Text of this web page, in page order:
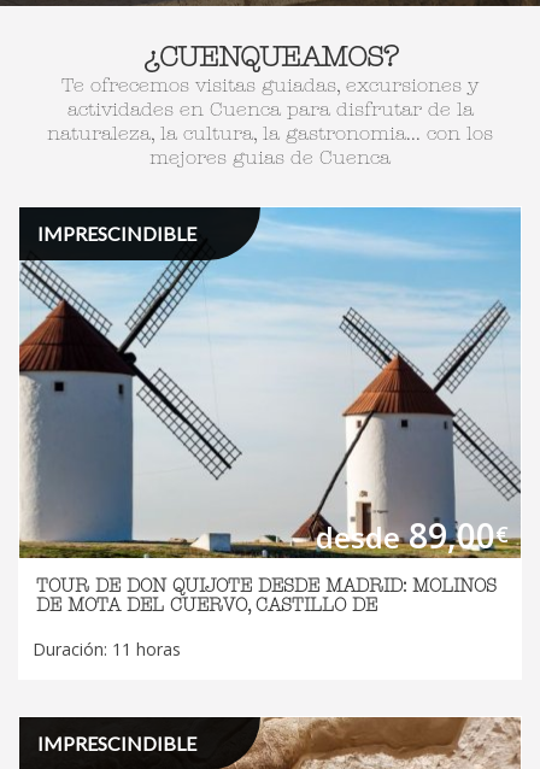
¿CUENQUEAMOS?
Te ofrecemos visitas guiadas, excursiones y
actividades en Cuenca para disfrutar de la
naturaleza, la cultura, la gastronomia... con los
mejores guias de Cuenca
desde89,00€
IMPRESCINDIBLE
TOUR DE DON QUIJOTE DESDE MADRID: MOLINOS
DE MOTA DEL CUERVO, CASTILLO DE
Duración: 11 horas
IMPRESCINDIBLE